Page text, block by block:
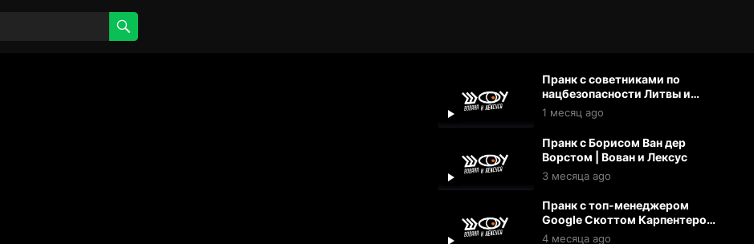
Пранк с советниками по
нацбезопасности Литвы и
Эстонии по украинским
беспилотникам | Вован и
Лексус
1 месяц ago
Пранк с Борисом Ван дер
Ворстом | Вован и Лексус
3 месяца ago
Пранк с топ-менеджером
Google Скоттом Карпентером
| Вован и Лексус
4 месяца ago